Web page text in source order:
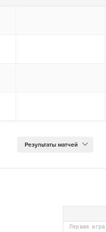
Первая